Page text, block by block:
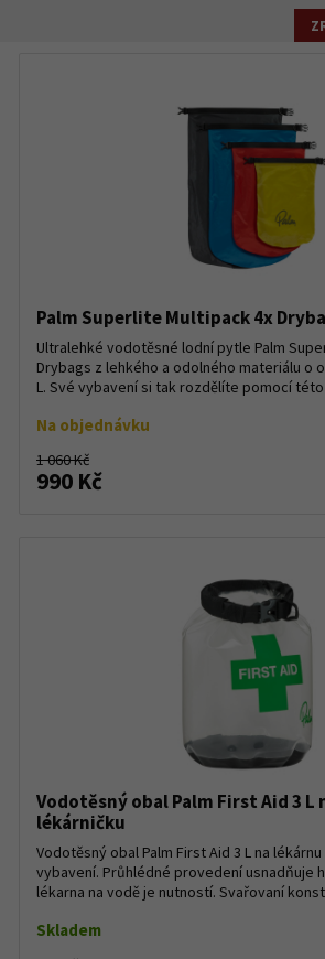
Palm Superlite Multipack 4x
Ultralehké vodotěsné lodní pytle Palm
Drybags z lehkého a odolného materiálu o
L. Své vybavení si tak rozdělíte pomocí této
Na objednávku
1 060 Kč
990 Kč
Vodotěsný obal Palm First Aid 3 L
lékárničku
Vodotěsný obal Palm First Aid 3 L na
vybavení. Průhlédné provedení usnadňuje
lékarna na vodě je nutností. Svařovaní
Skladem